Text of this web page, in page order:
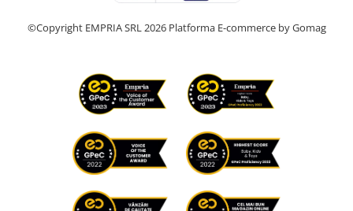
©Copyright EMPRIA SRL 2026 Platforma E-commerce by Gomag